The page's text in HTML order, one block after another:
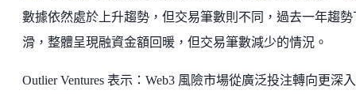
數據依然處於上升趨勢，但交易筆數則不同，過去一年趨勢
滑，整體呈現融資金額回暖，但交易筆數減少的情況。
Outlier Ventures 表示：Web3 風險市場從廣泛投注轉向更深